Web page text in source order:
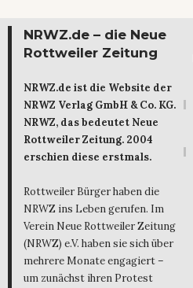
NRWZ.de – die Neue
Rottweiler Zeitung
NRWZ.de ist die Website der
NRWZ Verlag GmbH & Co. KG.
NRWZ, das bedeutet Neue
Rottweiler Zeitung. 2004
erschien diese erstmals.
Rottweiler Bürger haben die
NRWZ ins Leben gerufen. Im
Verein Neue Rottweiler Zeitung
(NRWZ) e.V. haben sie sich über
mehrere Monate engagiert –
um zunächst ihren Protest